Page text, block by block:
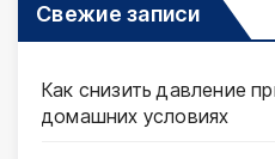
Свежие записи
Как снизить давление
домашних условиях